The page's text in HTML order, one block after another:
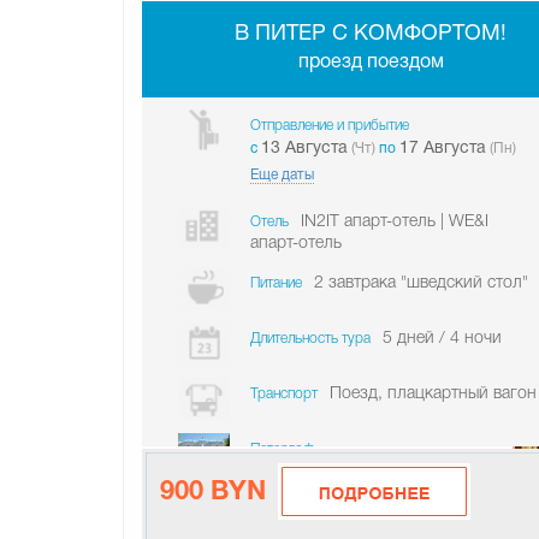
В ПИТЕР С КОМФОРТОМ!
проезд поездом
Отправление и прибытие
c 13 Августа (Чт) по 17 Августа (Пн)
Еще даты
Отель
IN2IT апарт-отель | WE&I
апарт-отель
Питание 2 завтрака "шведский стол"
Длительность тура 5 дней / 4 ночи
Транспорт Поезд, плацкартный вагон
Петергоф
900 BYN